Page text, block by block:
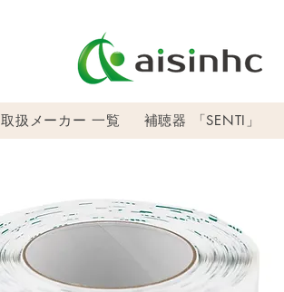
取扱メーカー 一覧 補聴器 「SENTI」